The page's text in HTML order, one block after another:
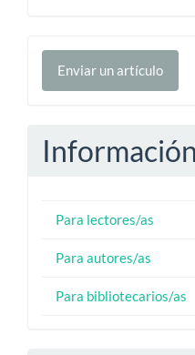
Enviar
unEnviar un artículo
Información
Para lectores/as
Para autores/as
Para bibliotecarios/as